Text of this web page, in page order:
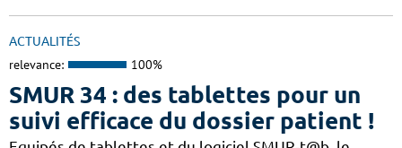
ACTUALITÉS
relevance: 100%
SMUR 34 : des tablettes pour un
suivi efficace du dossier patient !